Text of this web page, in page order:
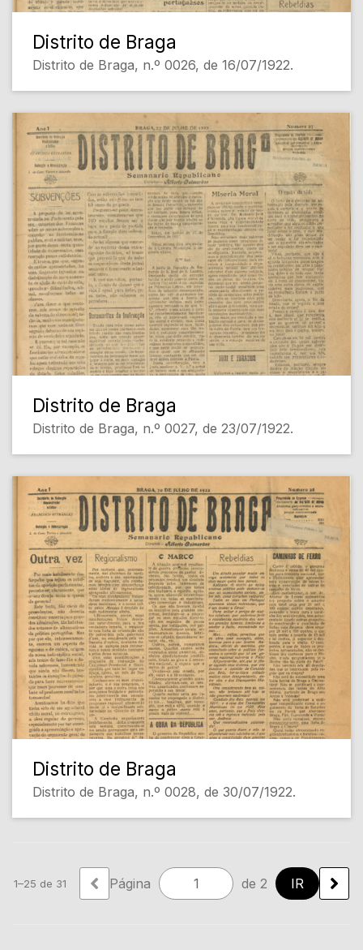
Distrito de Braga
Distrito de Braga, n.º 0026, de 16/07/1922.
Distrito de Braga
Distrito de Braga, n.º 0027, de 23/07/1922.
Distrito de Braga
Distrito de Braga, n.º 0028, de 30/07/1922.
1–25 de 31 Página de 2